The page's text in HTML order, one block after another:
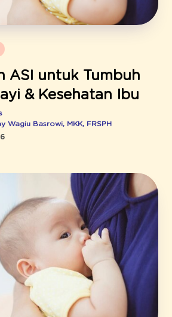
ASI untuk Tumbuh
& Kesehatan Ibu
Wagiu Basrowi, MKK, FRSPH